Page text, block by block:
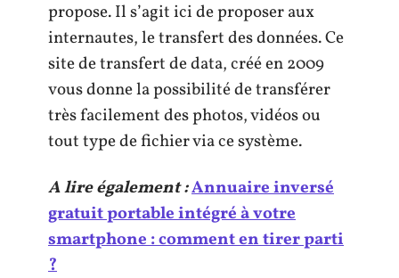
propose. Il s’agit ici de proposer aux
internautes, le transfert des données. Ce
site de transfert de data, créé en 2009
vous donne la possibilité de transférer
très facilement des photos, vidéos ou
tout type de fichier via ce système.
A lire également :Annuaire inversé
gratuit portable intégré à votre
smartphone : comment en tirer parti
?